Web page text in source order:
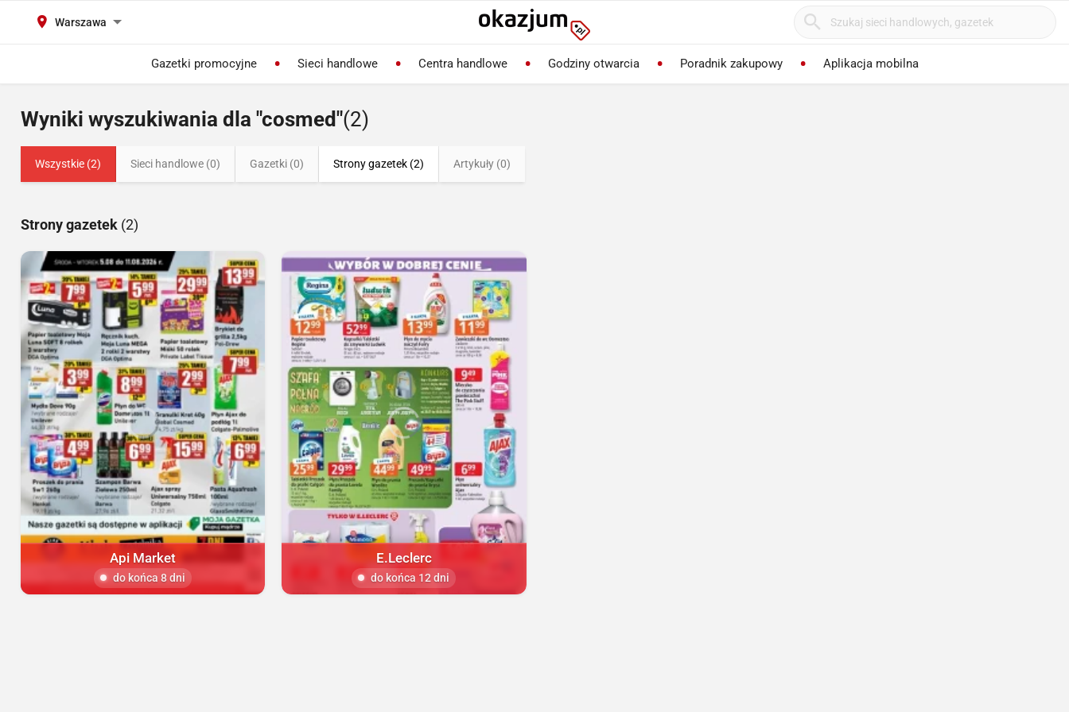
Warszawa
Gazetki promocyjne Sieci handlowe Centra handlowe Godziny otwarcia Poradnik zakupowy Aplikacja mobilna
Wyniki wyszukiwania dla "cosmed"(2)
Wszystkie (2) Sieci handlowe (0) Gazetki (0) Strony gazetek (2) Artykuły (0)
Strony gazetek (2)
Api Market
do końca 8 dni
E.Leclerc
do końca 12 dni